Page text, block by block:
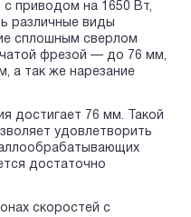
приводом на 1650 Вт,
различные виды
сплошным сверлом
фрезой — до 76 мм,
а так же нарезание
достигает 76 мм. Такой
удовлетворить
достаточно
скоростей с